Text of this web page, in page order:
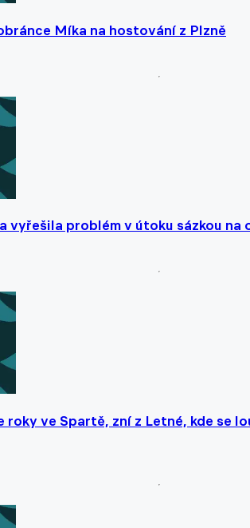
Míka na hostování z Plzně
vyřešila problém v útoku sázkou na
roky ve Spartě, zní z Letné, kde se